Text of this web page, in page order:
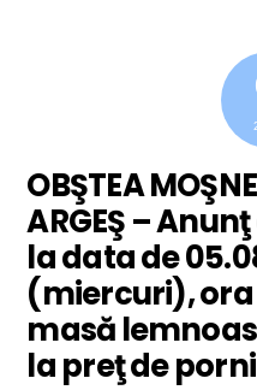
OBŞTEA
ARGEŞ –
la data de
(miercuri), ora
masă
la preţ de